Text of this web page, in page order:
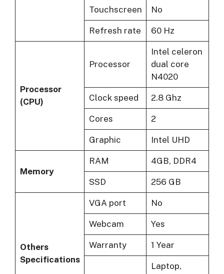
Touchscreen No
Refresh rate 60 Hz
Processor
(CPU)
Processor
Intel celeron
dual core
N4020
Clock speed 2.8 Ghz
Cores 2
Graphic Intel UHD
Memory
RAM 4GB, DDR4
SSD 256 GB
Others
Specifications
VGA port No
Webcam Yes
Warranty 1 Year
Laptop,